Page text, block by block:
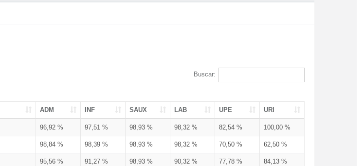
Buscar:
ADM INF SAUX LAB UPE URI
96,92 % 97,51 % 98,93 % 98,32 % 82,54 % 100,00 %
98,84 % 98,39 % 98,93 % 98,32 % 70,50 % 62,50 %
95,56 % 91,27 % 98,93 % 90,32 % 77,78 % 84,13 %